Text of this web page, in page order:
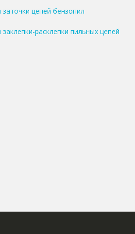
цепей бензопил
расклепки пильных цепей